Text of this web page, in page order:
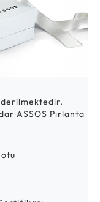
ASSOS Pırlanta